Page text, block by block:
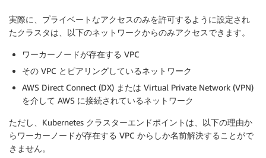
実際に、プライベートなアクセスのみを許可するように設定され
たクラスタは、以下のネットワークからのみアクセスできます。
ワーカーノードが存在する VPC
その VPC とピアリングしているネットワーク
AWS Direct Connect (DX) または Virtual Private Network (VPN)
を介して AWS に接続されているネットワーク
ただし、Kubernetes クラスターエンドポイントは、以下の理由か
らワーカーノードが存在する VPC からしか名前解決することがで
きません。